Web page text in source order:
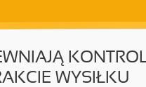
WYSIŁKU